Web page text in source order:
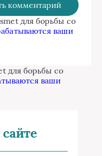
для борьбы со
ваши
для борьбы со
ваши